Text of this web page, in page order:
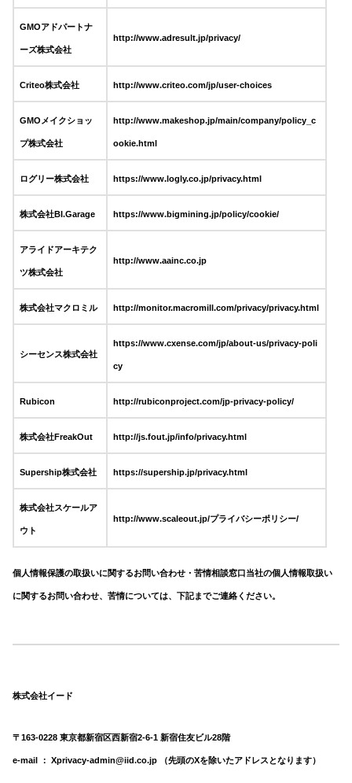
GMOアドパートナ
ーズ株式会社
http://www.adresult.jp/privacy/
Criteo株式会社 http://www.criteo.com/jp/user-choices
GMOメイクショッ
プ株式会社
http://www.makeshop.jp/main/company/policy_c
ookie.html
ログリー株式会社 https://www.logly.co.jp/privacy.html
株式会社BI.Garage https://www.bigmining.jp/policy/cookie/
アライドアーキテク
ツ株式会社
http://www.aainc.co.jp
株式会社マクロミル http://monitor.macromill.com/privacy/privacy.html
シーセンス株式会社
https://www.cxense.com/jp/about-us/privacy-poli
cy
Rubicon http://rubiconproject.com/jp-privacy-policy/
株式会社FreakOut http://js.fout.jp/info/privacy.html
Supership株式会社 https://supership.jp/privacy.html
株式会社スケールア
ウト
http://www.scaleout.jp/プライバシーポリシー/
個人情報保護の取扱いに関するお問い合わせ・苦情相談窓口当社の個人情報取扱い
に関するお問い合わせ、苦情については、下記までご連絡ください。
株式会社イード
〒163-0228 東京都新宿区西新宿2-6-1 新宿住友ビル28階
e-mail ： Xprivacy-admin@iid.co.jp （先頭のXを除いたアドレスとなります）